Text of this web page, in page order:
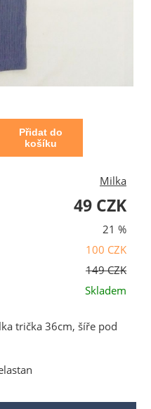
Milka
49 CZK
21 %
100 CZK
149 CZK
Skladem
trička 36cm, šíře pod